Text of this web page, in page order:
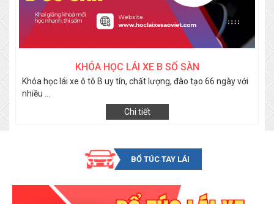
KHÓA HỌC LÁI XE B SỐ SÀN
Khóa học lái xe ô tô B uy tín, chất lượng, đào tạo 66 ngày với
nhiều ...
Chi tiết
BỔ TÚC TAY LÁI